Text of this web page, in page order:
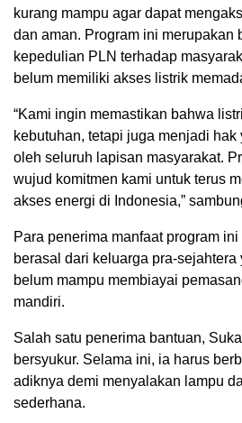
kurang mampu agar dapat
dan aman. Program ini merupakan
kepedulian PLN terhadap
belum memiliki akses listrik
“Kami ingin memastikan bahwa
kebutuhan, tetapi juga menjadi
oleh seluruh lapisan masyarakat.
wujud komitmen kami untuk terus
akses energi di Indonesia,”
Para penerima manfaat program
berasal dari keluarga pra-sejahtera
belum mampu membiayai
mandiri.
Salah satu penerima bantuan,
bersyukur. Selama ini, ia harus
adiknya demi menyalakan lampu
sederhana.